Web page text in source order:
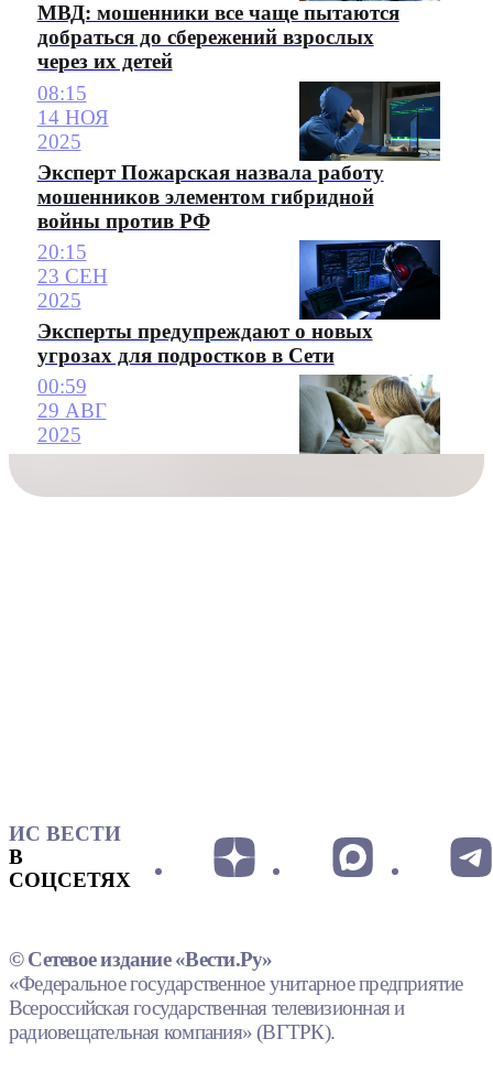
МВД: мошенники все чаще пытаются
добраться до сбережений взрослых
через их детей
08:15
14 НОЯ
2025
Эксперт Пожарская назвала работу
мошенников элементом гибридной
войны против РФ
20:15
23 СЕН
2025
Эксперты предупреждают о новых
угрозах для подростков в Сети
00:59
29 АВГ
2025
ИС ВЕСТИ
В
СОЦСЕТЯХ
© Сетевое издание «Вести.Ру»
«Федеральное государственное унитарное предприятие
Всероссийская государственная телевизионная и
радиовещательная компания» (ВГТРК).